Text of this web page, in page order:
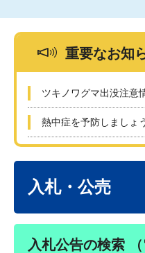
重要なお知
ツキノワグマ出没注意
熱中症を予防しましょ
入札・公売
入札公告の検索